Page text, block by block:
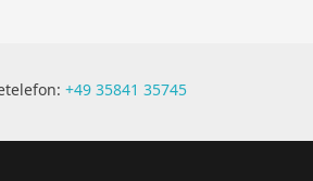
+49 35841 35745